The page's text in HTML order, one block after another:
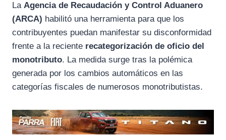
e
b
o
o
k
e
g
r
a
m
s
A
p
p
La Agencia de Recaudación y Control Aduanero
(ARCA) habilitó una herramienta para que los
contribuyentes puedan manifestar su disconformidad
frente a la reciente recategorización de oficio del
monotributo. La medida surge tras la polémica
generada por los cambios automáticos en las
categorías fiscales de numerosos monotributistas.